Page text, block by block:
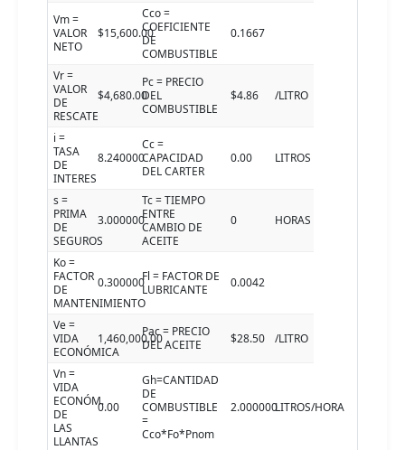
Vm =
VALOR
NETO
$15,600.00
Cco =
COEFICIENTE
DE
COMBUSTIBLE
0.1667
Vr =
VALOR
DE
RESCATE
$4,680.00
Pc = PRECIO
DEL
COMBUSTIBLE
$4.86 /LITRO
i =
TASA
DE
INTERES
8.240000
Cc =
CAPACIDAD
DEL CARTER
0.00 LITROS
s =
PRIMA
DE
SEGUROS
3.000000
Tc = TIEMPO
ENTRE
CAMBIO DE
ACEITE
0 HORAS
Ko =
FACTOR
DE
MANTENIMIENTO
0.300000Fl = FACTOR DE
LUBRICANTE
0.0042
Ve =
VIDA
ECONÓMICA
1,460,000.00Pac = PRECIO
DEL ACEITE
$28.50 /LITRO
Vn =
VIDA
ECONÓM.
DE
LAS
LLANTAS
0.00
Gh=CANTIDAD
DE
COMBUSTIBLE
=
Cco*Fo*Pnom
2.000000LITROS/HORA